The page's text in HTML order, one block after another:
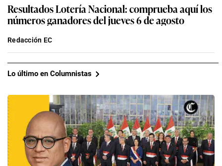
Resultados Lotería Nacional: comprueba aquí los
números ganadores del jueves 6 de agosto
Redacción EC
Lo último en Columnistas